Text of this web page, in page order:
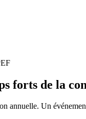
forts de la
annuelle. Un